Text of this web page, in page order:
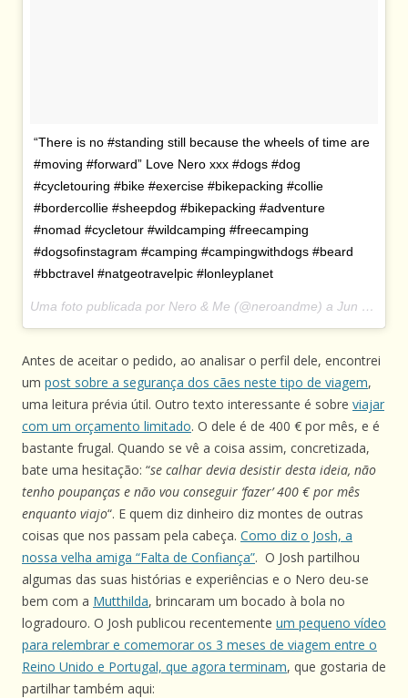
“There is no #standing still because the wheels of time are
#moving #forward” Love Nero xxx #dogs #dog
#cycletouring #bike #exercise #bikepacking #collie
#bordercollie #sheepdog #bikepacking #adventure
#nomad #cycletour #wildcamping #freecamping
#dogsofinstagram #camping #campingwithdogs #beard
#bbctravel #natgeotravelpic #lonleyplanet
Uma foto publicada por Nero & Me (@neroandme) a Jun 7, 2015 às 8:33 PDT
Antes de aceitar o pedido, ao analisar o perfil dele, encontrei
um post sobre a segurança dos cães neste tipo de viagem,
uma leitura prévia útil. Outro texto interessante é sobre viajar
com um orçamento limitado. O dele é de 400 € por mês, e é
bastante frugal. Quando se vê a coisa assim, concretizada,
bate uma hesitação: “se calhar devia desistir desta ideia, não
tenho poupanças e não vou conseguir ‘fazer’ 400 € por mês
enquanto viajo“. E quem diz dinheiro diz montes de outras
coisas que nos passam pela cabeça. Como diz o Josh, a
nossa velha amiga “Falta de Confiança”. O Josh partilhou
algumas das suas histórias e experiências e o Nero deu-se
bem com a Mutthilda, brincaram um bocado à bola no
logradouro. O Josh publicou recentemente um pequeno vídeo
para relembrar e comemorar os 3 meses de viagem entre o
Reino Unido e Portugal, que agora terminam, que gostaria de
partilhar também aqui: